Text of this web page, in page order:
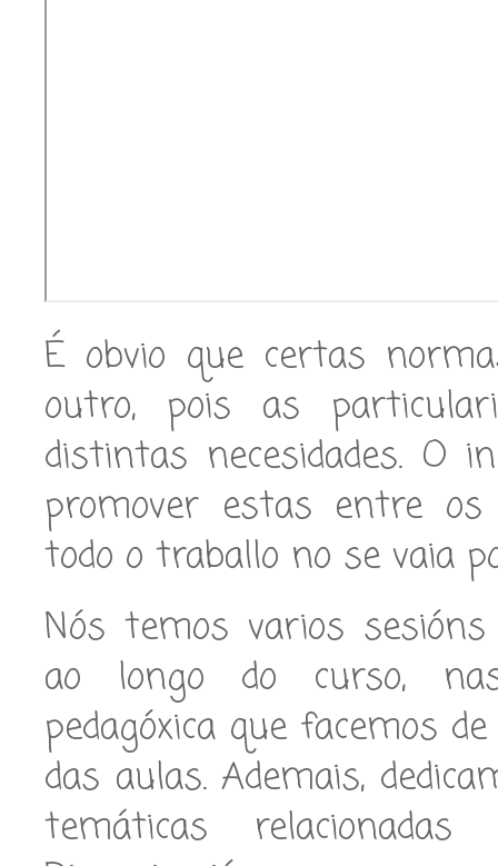
É obvio que certas
outro, pois as
distintas necesidades. O
promover estas entre
todo o traballo no se vaia
Nós temos varios
ao longo do curso,
pedagóxica que facemos
das aulas. Ademais,
temáticas